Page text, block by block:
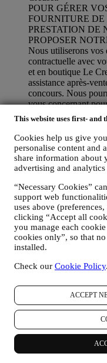
This website uses first- and
Cookies help us give
personalise content and
share information about
advertising and analytics
“Necessary Cookies”
support web
uses above
clicking “Accept all
you manage each
cookies only”, so that
installed.
Check our Cookie Policy.
ACCEPT
POUR GÉRER
FOURNITURE
PRESTATION DE
PROPOSER
Nous utiliserons vos
contractuelle avec
et en boutique Le
assistance après-
concours. Nous
vous concernant
liées à notre
comptabilité, la
vérification des
la sécurité, la
maintenance et les
nous pourrons avoir
l’envoi d’une
aussi vos données
transmises par notre
activité de
prester nos services
vos données en
équilibré avec vos
mails de suivi dans
dans votre panier
ne finalisez pas
communication de
POUR VOUS
NOUVELLES ET
PRODUITS LE
Si vous nous avez
exemple en